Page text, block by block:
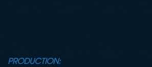
PRODUCTION: